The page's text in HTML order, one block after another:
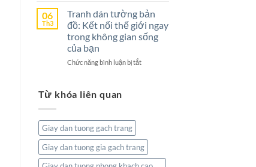
Sống
Đẳng
Cấp
Hút
Từ
Thiên
Nhiên
Lặng
Dán
Tường
Thanh
Hóa:
Vinh
06
Th3
Tranh dán tường bản
đồ: Kết nối thế giới ngay
trong không gian sống
của bạn
Chức năng bình luận bị tắtở
giới
ngay
Từ khóa liên quan
Giay dan tuong gach trang
Giay dan tuong gia gach trang